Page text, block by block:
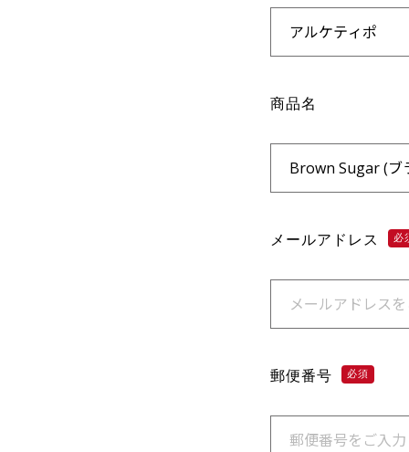
商品名
メールアドレス 必
郵便番号 必須